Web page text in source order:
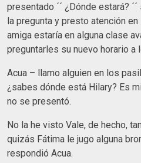
presentado ´´ ¿Dónde estará?
la pregunta y presto atención
amiga estaría en alguna clase
preguntarles su nuevo horario a
Acua – llamo alguien en los
¿sabes dónde está Hilary? Es
no se presentó.
No la he visto Vale, de hecho,
quizás Fátima le jugo alguna
respondió Acua.